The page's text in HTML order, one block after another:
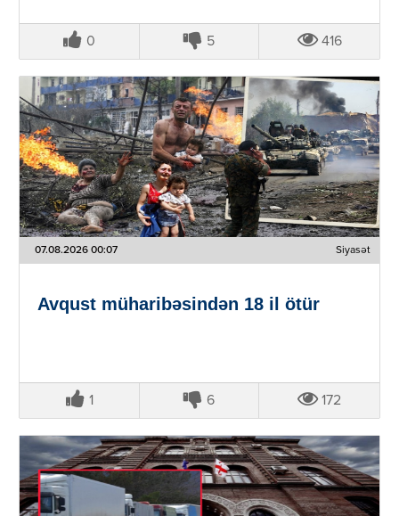
0 5 416
07.08.2026 00:07 Siyasət
Avqust müharibəsindən 18 il ötür
1 6 172